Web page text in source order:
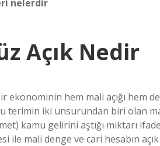
nelerdir
Açık Nedir
ekonominin hem mali açığı hem
terimin iki unsurundan biri olan
kamu gelirini aştığı miktarı
ile mali denge ve cari hesabın